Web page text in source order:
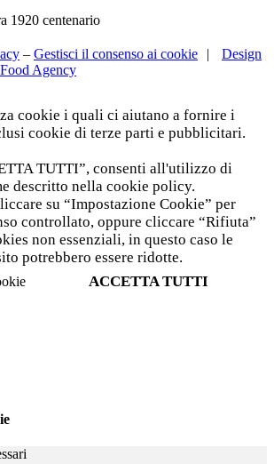
– Gestisci il consenso ai cookie |
Design
Agency
cookie i quali ci aiutano a fornire i
cookie di terze parti e pubblicitari.
TUTTI”, consenti all'utilizzo di
descritto nella cookie policy.
su “Impostazione Cookie” per
controllato, oppure cliccare “Rifiuta”
non essenziali, in questo caso le
potrebbero essere ridotte.
ACCETTA TUTTI